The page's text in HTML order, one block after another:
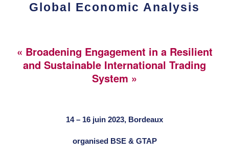
Global Economic Analysis
« Broadening Engagement in a Resilient
and Sustainable International Trading
System »
14 – 16 juin 2023, Bordeaux
organised BSE & GTAP